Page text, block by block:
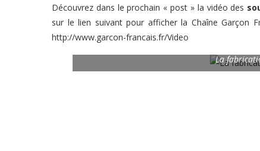
Découvrez dans le prochain « post » la vidéo des
sur le lien suivant pour afficher la Chaîne Garçon
http://www.garcon-francais.fr/Video
La